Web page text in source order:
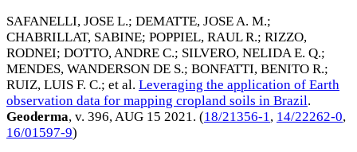
SAFANELLI, JOSE L.; DEMATTE, JOSE A. M.;
CHABRILLAT, SABINE; POPPIEL, RAUL R.; RIZZO,
RODNEI; DOTTO, ANDRE C.; SILVERO, NELIDA E. Q.;
MENDES, WANDERSON DE S.; BONFATTI, BENITO R.;
RUIZ, LUIS F. C.; et al. Leveraging the application of Earth
observation data for mapping cropland soils in Brazil.
Geoderma, v. 396, AUG 15 2021 . (18/21356-1 , 14/22262-0,
16/01597-9)